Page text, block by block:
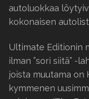
autoluokkaa
kokonaisen
Ultimate Editionin
ilman ”sori siitä” -
joista muutama on
kymmenen